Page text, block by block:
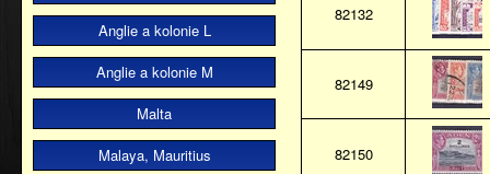
Anglie a kolonie L
Anglie a kolonie M
Malta
Malaya, Mauritius
82132
82149
82150